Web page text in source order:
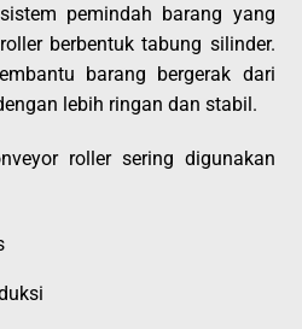
pemindah barang yang
berbentuk tabung silinder.
barang bergerak dari
lebih ringan dan stabil.
roller sering digunakan